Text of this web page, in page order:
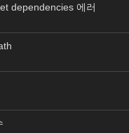
dependencies 에러